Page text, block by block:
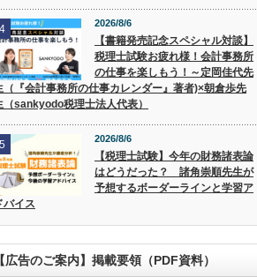
2026/8/6
【書籍発売記念スペシャル対談】
税理士試験お疲れ様！会計事務所
の仕事を楽しもう！～定岡佳代先
（『会計事務所の仕事カレンダー』著者)×朝倉歩先
（sankyodo税理士法人代表）
2026/8/6
【税理士試験】今年の財務諸表論
はどうだった？ 諸角崇順先生が
予想するボーダーラインと学習ア
バイス
広告のご案内】掲載要領（PDF資料）